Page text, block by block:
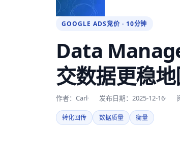
GOOGLE ADS竞价 · 10分钟
Data
交数据更稳
作者：Carl 发布日期：2025-12-16
转化回传 数据质量 衡量